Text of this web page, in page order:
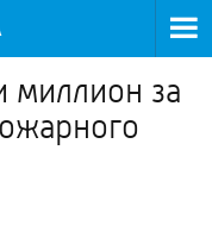
миллион за